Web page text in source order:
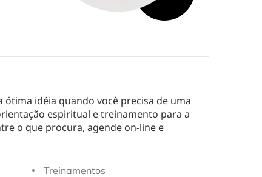
idéia quando você precisa de uma
espiritual e treinamento para a
o que procura, agende on-line e
Treinamentos